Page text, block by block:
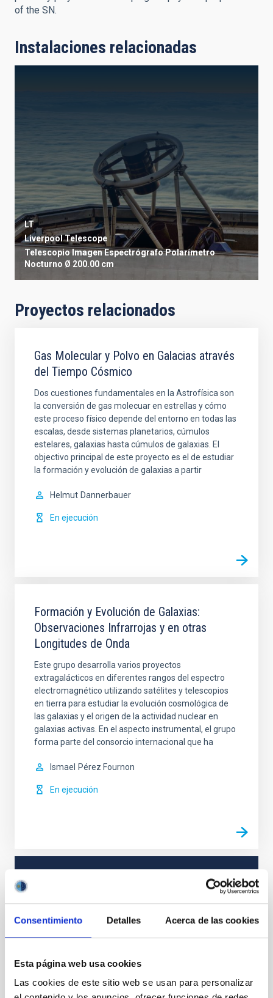
Consentimiento Detalles Acerca de las cookies
Esta página web usa cookies
Las cookies de este sitio web se usan para personalizar
of the SN.
Instalaciones relacionadas
LT
Liverpool Telescope
TelescopioImagenEspectrógrafoPolarímetro
Nocturno Ø 200.00 cm
Proyectos relacionados
Gas Molecular y Polvo en Galacias através
del Tiempo Cósmico
Dos cuestiones fundamentales en la Astrofísica son
la conversión de gas molecuar en estrellas y cómo
este proceso físico depende del entorno en todas las
escalas, desde sistemas planetarios, cúmulos
estelares, galaxias hasta cúmulos de galaxias. El
objectivo principal de este proyecto es el de estudiar
la formación y evolución de galaxias a partir
Helmut Dannerbauer
En ejecución
Formación y Evolución de Galaxias:
Observaciones Infrarrojas y en otras
Longitudes de Onda
Este grupo desarrolla varios proyectos
extragalácticos en diferentes rangos del espectro
electromagnético utilizando satélites y telescopios
en tierra para estudiar la evolución cosmológica de
las galaxias y el origen de la actividad nuclear en
galaxias activas. En el aspecto instrumental, el grupo
forma parte del consorcio internacional que ha
Ismael Pérez Fournon
En ejecución